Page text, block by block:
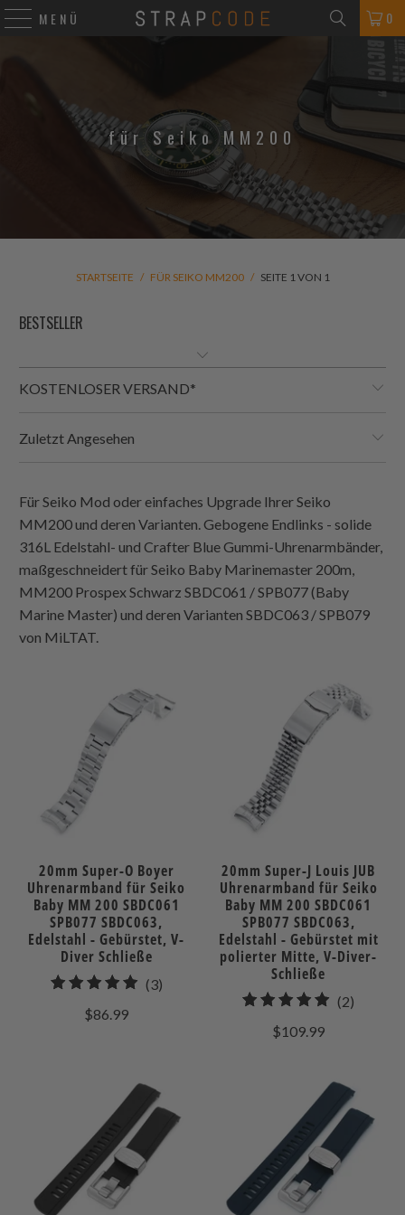
MENÜ 0
für Seiko MM200
STARTSEITE / FÜR SEIKO MM200 / SEITE 1 VON 1
KOSTENLOSER VERSAND*
Zuletzt Angesehen
Für Seiko Mod oder einfaches Upgrade Ihrer Seiko
MM200 und deren Varianten. Gebogene Endlinks - solide
316L Edelstahl- und Crafter Blue Gummi-Uhrenarmbänder,
maßgeschneidert für Seiko Baby Marinemaster 200m,
MM200 Prospex Schwarz SBDC061 / SPB077 (Baby
Marine Master) und deren Varianten SBDC063 / SPB079
von MiLTAT.
20mm Super-O Boyer
Uhrenarmband für Seiko
Baby MM 200 SBDC061
SPB077 SBDC063,
Edelstahl - Gebürstet, V-
Diver Schließe
(3)3
$86.99
20mm Super-J Louis JUB
Uhrenarmband für Seiko
Baby MM 200 SBDC061
SPB077 SBDC063,
Edelstahl - Gebürstet mit
polierter Mitte, V-Diver-
Schließe
(2)
$109.99